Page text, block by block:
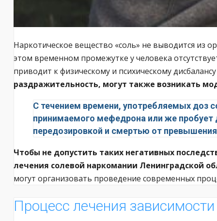
Наркотическое вещество «соль» не выводится из
этом временном промежутке у человека
приводит к физическому и психическому
раздражительность, могут также возникать
С течением времени, употребляемых доз
принимаемого мефедрона или же пробует
передозировкой и смертью от
Чтобы не допустить таких негативных
лечения солевой наркомании Ленинградской
могут организовать проведение современных
Процесс лечения